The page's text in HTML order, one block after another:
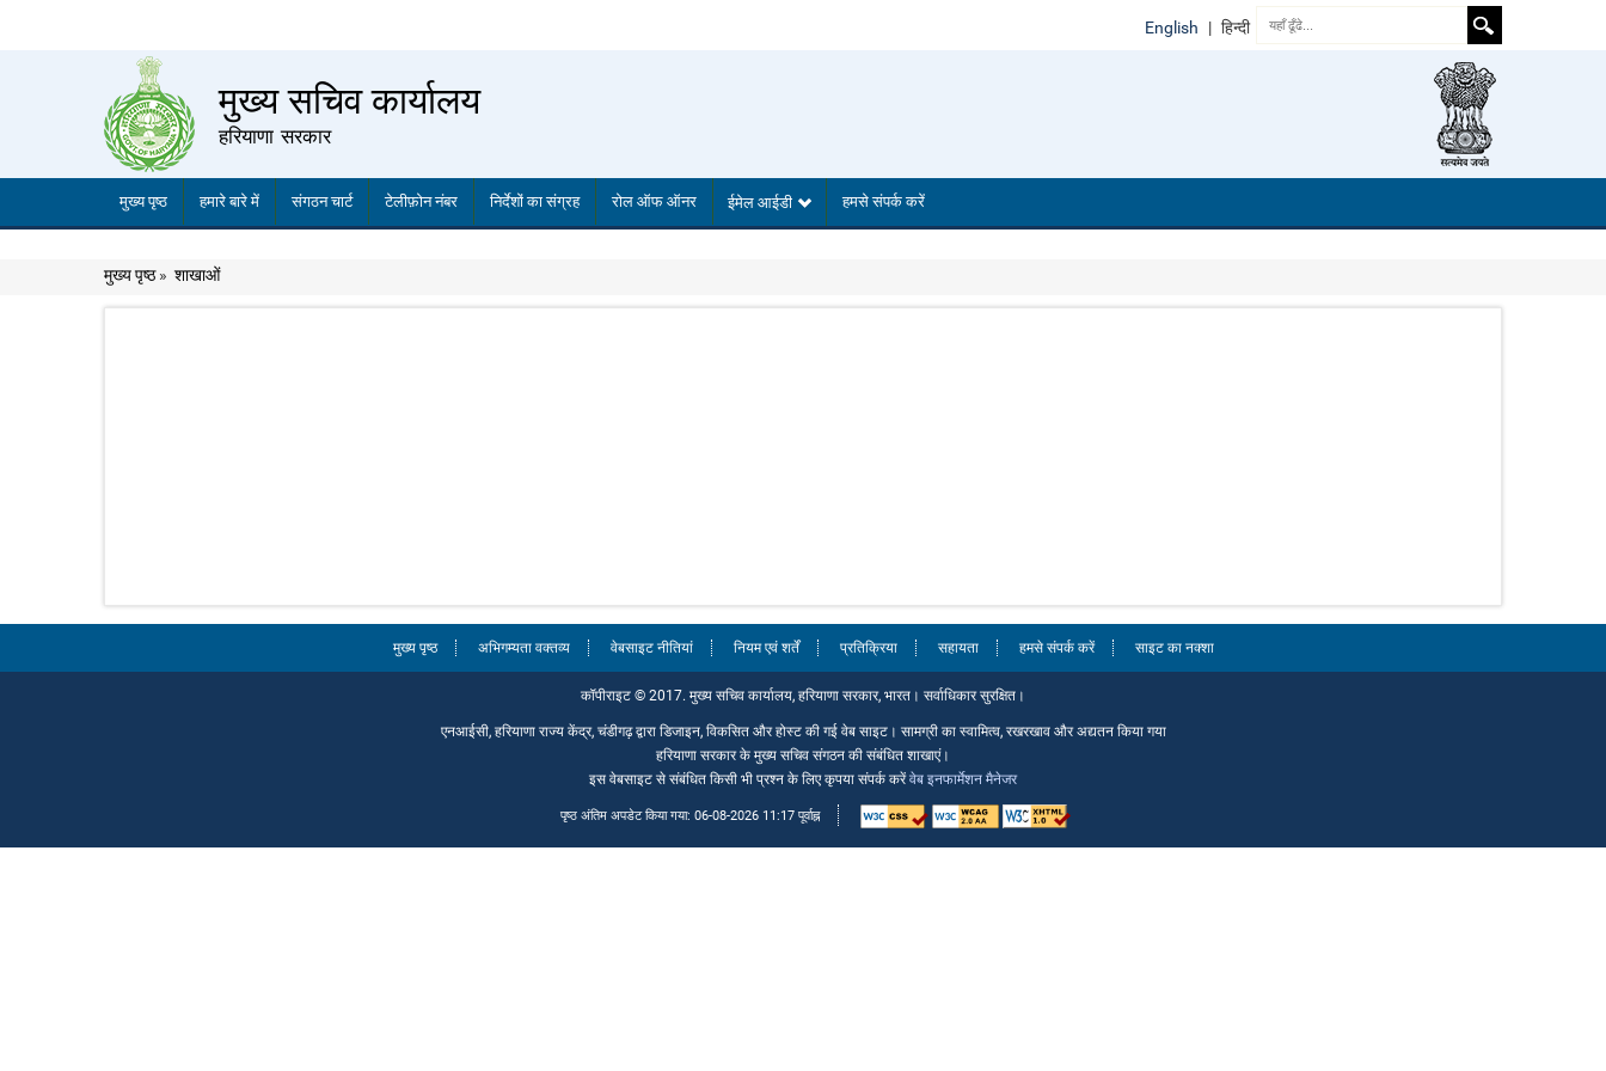
English | हिन्दी
मुख्य सचिव कार्यालय
हरियाणा सरकार
मुख्य पृष्ठ हमारे बारे में संगठन चार्ट टेलीफ़ोन नंबर निर्देशों का संग्रह रोल ऑफ ऑनर ईमेल आईडी हमसे संपर्क करें
मुख्य पृष्ठ» शाखाओं
मुख्य पृष्ठ अभिगम्यता वक्तव्य वेबसाइट नीतियां नियम एवं शर्तें प्रतिक्रिया सहायता हमसे संपर्क करें साइट का नक्शा
कॉपीराइट © 2017. मुख्य सचिव कार्यालय, हरियाणा सरकार, भारत। सर्वाधिकार सुरक्षित।
एनआईसी, हरियाणा राज्य केंद्र, चंडीगढ़ द्वारा डिजाइन, विकसित और होस्ट की गई वेब साइट। सामग्री का स्वामित्व, रखरखाव और अद्यतन किया गया
हरियाणा सरकार के मुख्य सचिव संगठन की संबंधित शाखाएं।
इस वेबसाइट से संबंधित किसी भी प्रश्न के लिए कृपया संपर्क करेंवेब इनफार्मेशन मैनेजर
पृष्ठ अंतिम अपडेट किया गया: 06-08-2026 11:17 पूर्वाह्न